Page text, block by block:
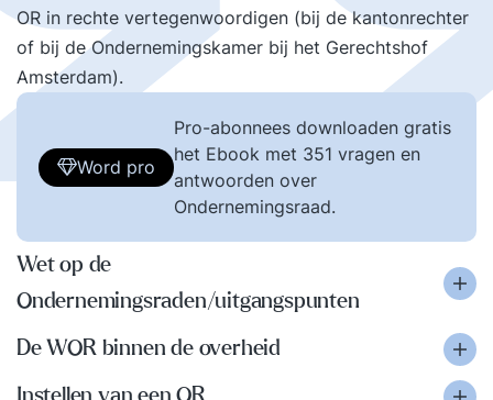
OR in rechte vertegenwoordigen (bij de kantonrechter
of bij de Ondernemingskamer bij het Gerechtshof
Amsterdam).
Word pro
Pro-abonnees downloaden gratis
het Ebook met 351 vragen en
antwoorden over
Ondernemingsraad.
Wet op de
Ondernemingsraden/uitgangspunten
De WOR binnen de overheid
Instellen van een OR